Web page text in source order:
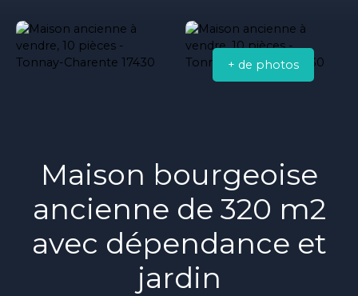
Estimation
+ de photos
Maison bourgeoise
ancienne de 320 m2
avec dépendance et
jardin